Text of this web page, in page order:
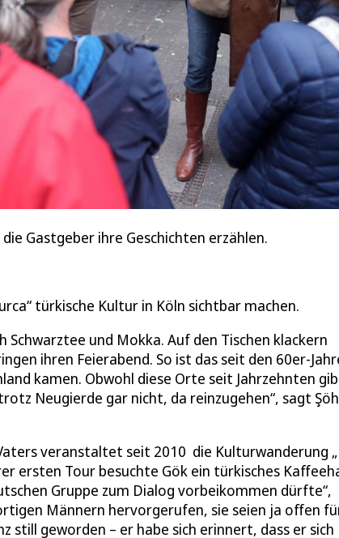
Gastgeber ihre Geschichten erzählen.
türkische Kultur in Köln sichtbar machen.
und Mokka. Auf den Tischen klackern
ihren Feierabend. So ist das seit den 60er-
kamen. Obwohl diese Orte seit Jahrzehnten
Neugierde gar nicht, da reinzugehen“, sagt
veranstaltet seit 2010 die Kulturwanderung
ersten Tour besuchte Gök ein türkisches
Gruppe zum Dialog vorbeikommen dürfte“,
Männern hervorgerufen, sie seien ja offen
still geworden – er habe sich erinnert, dass er sich